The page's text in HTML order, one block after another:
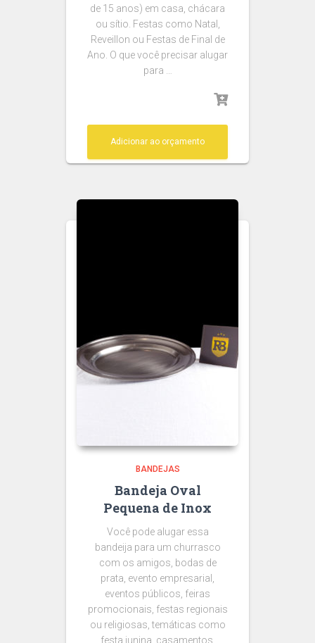
de 15 anos) em casa, chácara
ou sítio. Festas como Natal,
Reveillon ou Festas de Final de
Ano. O que você precisar alugar
para …
Adicionar ao orçamento
BANDEJAS
Bandeja Oval
Pequena de Inox
Você pode alugar essa
bandeija para um churrasco
com os amigos, bodas de
prata, evento empresarial,
eventos públicos, feiras
promocionais, festas regionais
ou religiosas, temáticas como
festa junina, casamentos,